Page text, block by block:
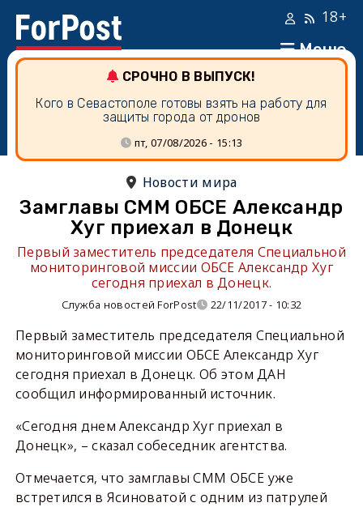
Меню
18+
СРОЧНО В ВЫПУСК!
Кого в Севастополе готовы взять на работу для
защиты города от дронов
пт, 07/08/2026 - 15:13
Новости мира
Замглавы СММ ОБСЕ Александр
Хуг приехал в Донецк
Первый заместитель председателя Специальной
мониторинговой миссии ОБСЕ Александр Хуг
сегодня приехал в Донецк.
Служба новостей ForPost 22/11/2017 - 10:32
Первый заместитель председателя Специальной
мониторинговой миссии ОБСЕ Александр Хуг
сегодня приехал в Донецк. Об этом ДАН
сообщил информированный источник.
«Сегодня днем Александр Хуг приехал в
Донецк», – сказал собеседник агентства.
Отмечается, что замглавы СММ ОБСЕ уже
встретился в Ясиноватой с одним из патрулей